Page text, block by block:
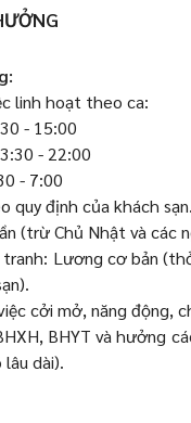
linh hoạt theo ca:
- 15:00
- 22:00
- 7:00
quy định của khách sạn.
(trừ Chủ Nhật và các
Lương cơ bản
cởi mở, năng động,
BHYT và hưởng
lâu dài).